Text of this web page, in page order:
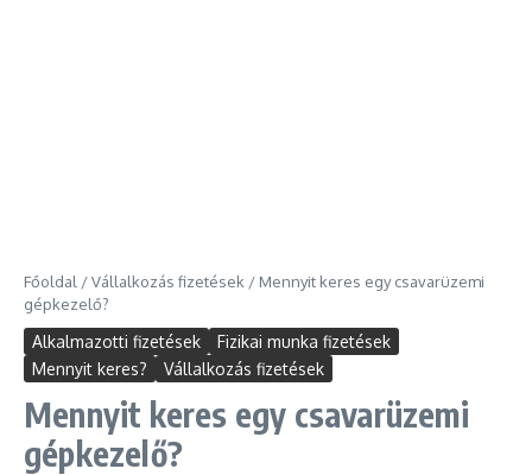
Főoldal /Vállalkozás fizetések / Mennyit keres egy csavarüzemi
gépkezelő?
Alkalmazotti fizetések
Fizikai munka fizetések
Mennyit keres?
Vállalkozás fizetések
Mennyit keres egy csavarüzemi
gépkezelő?